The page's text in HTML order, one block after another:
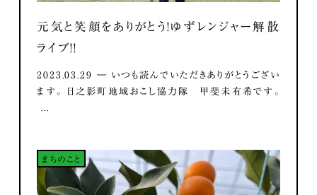
元気と笑顔をありがとう！ゆずレンジャー解散
ライブ！！
2023.03.29 ― いつも読んでいただきありがとうござい
ます。 日之影町地域おこし協力隊 甲斐未有希です。
...
まちのこと